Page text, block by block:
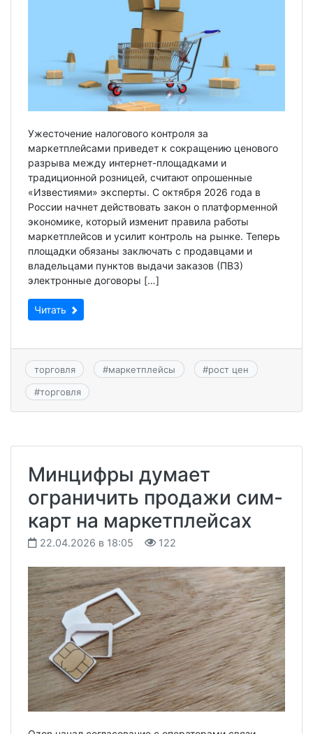
Ужесточение налогового контроля за
маркетплейсами приведет к сокращению ценового
разрыва между интернет-площадками и
традиционной розницей, считают опрошенные
«Известиями» эксперты. С октября 2026 года в
России начнет действовать закон о платформенной
экономике, который изменит правила работы
маркетплейсов и усилит контроль на рынке. Теперь
площадки обязаны заключать с продавцами и
владельцами пунктов выдачи заказов (ПВЗ)
электронные договоры […]
Читать
торговля #маркетплейсы #рост цен
#торговля
Минцифры думает
ограничить продажи сим-
карт на маркетплейсах
22.04.2026 в 18:05 122